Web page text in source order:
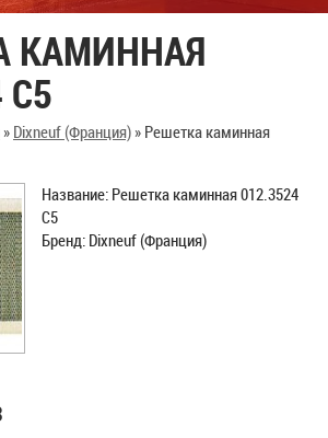
КАМИННАЯ
» Dixneuf (Франция)» Решетка каминная
Название: Решетка каминная 012.3524
C5
Бренд: Dixneuf (Франция)